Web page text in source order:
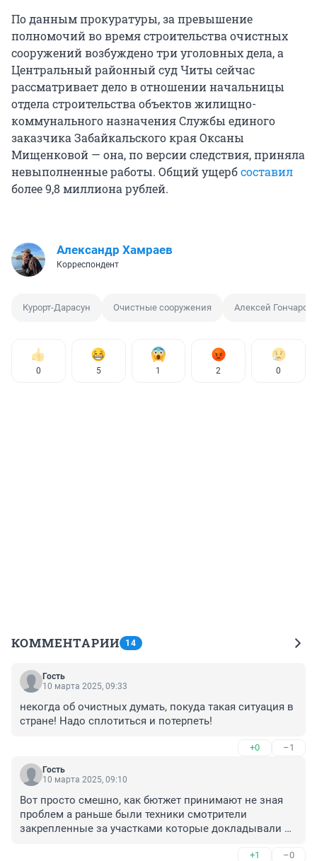
По данным прокуратуры, за превышение
полномочий во время строительства очистных
сооружений возбуждено три уголовных дела, а
Центральный районный суд Читы сейчас
рассматривает дело в отношении начальницы
отдела строительства объектов жилищно-
коммунального назначения Службы единого
заказчика Забайкальского края Оксаны
Мищенковой — она, по версии следствия, приняла
невыполненные работы. Общий ущербсоставил
более 9,8 миллиона рублей.
Александр Хамраев
Корреспондент
Курорт-Дарасун Очистные сооружения Алексей Гончаров
0 5 1 2 0
КОММЕНТАРИИ 14
Гость
10 марта 2025, 09:33
некогда об очистных думать, покуда такая ситуация в
стране! Надо сплотиться и потерпеть!
+0 –1
Гость
10 марта 2025, 09:10
Вот просто смешно, как бютжет принимают не зная
проблем а раньше были техники смотрители
закрепленные за участками которые докладывали
+1 –0